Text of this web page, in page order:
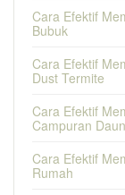
Cara Efektif
Bubuk
Cara Efektif
Dust Termite
Cara Efektif
Campuran
Cara Efektif
Rumah